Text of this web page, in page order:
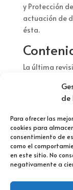
de
Para ofrecer las
cookies para
consentimiento de
como el
en este sitio. No
negativamente a
y Protección
actuación de
ésta.
La última
El sitio web
Microsoft
modo de
no está
FireFox,
El sitio web
responsiva,